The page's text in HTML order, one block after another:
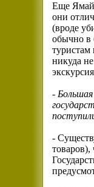
Еще
они
(вроде
обычно в
туристам
никуда
-
-
товаров),